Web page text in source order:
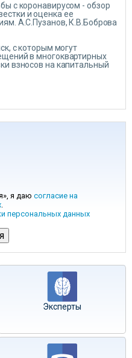
с коронавирусом - обзор
и оценка ее
А.С.Пузанов, К.В.Боброва
с которым могут
в многоквартирных
взносов на капитальный
я даю согласие на
.
персональных данных
Эксперты